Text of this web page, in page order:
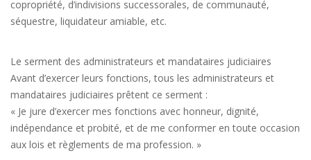
copropriété, d’indivisions successorales, de communauté,
séquestre, liquidateur amiable, etc.
Le serment des administrateurs et mandataires judiciaires
Avant d’exercer leurs fonctions, tous les administrateurs et
mandataires judiciaires prêtent ce serment :
« Je jure d’exercer mes fonctions avec honneur, dignité,
indépendance et probité, et de me conformer en toute occasion
aux lois et règlements de ma profession. »